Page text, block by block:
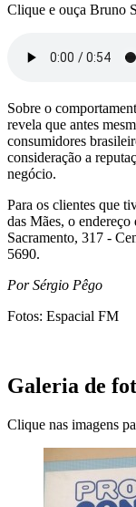
Clique e ouça Bruno
Sobre o
revela que antes
consumidores
consideração a
negócio.
Para os clientes que
das Mães, o
Sacramento, 317 -
5690.
Por Sérgio Pêgo
Fotos: Espacial FM
Galeria de
Clique nas imagens